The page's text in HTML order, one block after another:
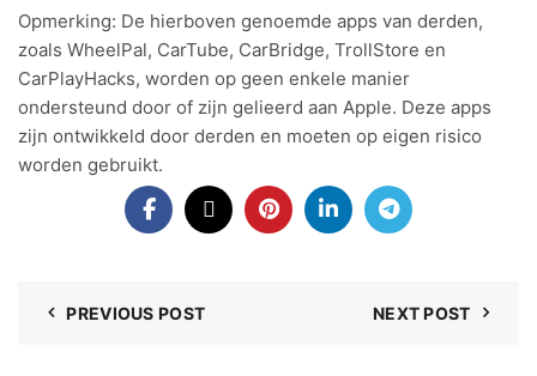
Opmerking: De hierboven genoemde apps van derden,
zoals WheelPal, CarTube, CarBridge, TrollStore en
CarPlayHacks, worden op geen enkele manier
ondersteund door of zijn gelieerd aan Apple. Deze apps
zijn ontwikkeld door derden en moeten op eigen risico
worden gebruikt.
PREVIOUS POST NEXT POST